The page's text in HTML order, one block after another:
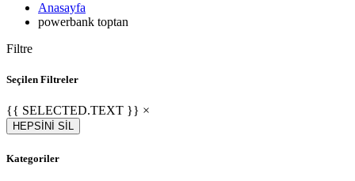
Anasayfa
powerbank toptan
Filtre
Seçilen Filtreler
{{ SELECTED.TEXT }} ×
HEPSİNİ SİL
Kategoriler